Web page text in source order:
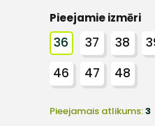
Pieejamie izmēri
36 37 38
46
47 48
Pieejamais atlikums:3